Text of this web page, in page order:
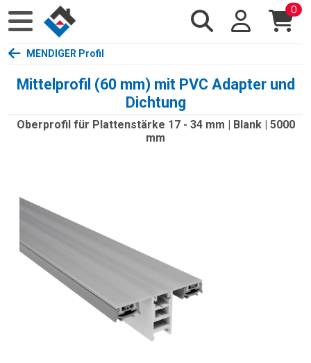
0
MENDIGER Profil
Mittelprofil (60 mm) mit PVC Adapter und
Dichtung
Oberprofil für Plattenstärke 17 - 34 mm | Blank | 5000
mm